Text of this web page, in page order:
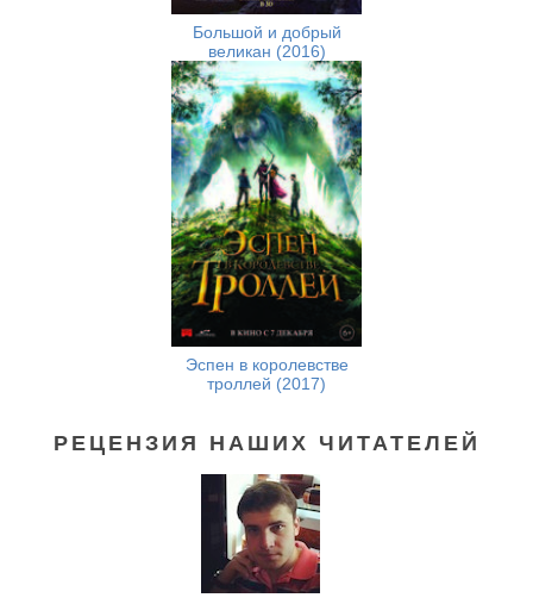
Большой и добрый
великан (2016)
Эспен в королевстве
троллей (2017)
РЕЦЕНЗИЯ НАШИХ ЧИТАТЕЛЕЙ